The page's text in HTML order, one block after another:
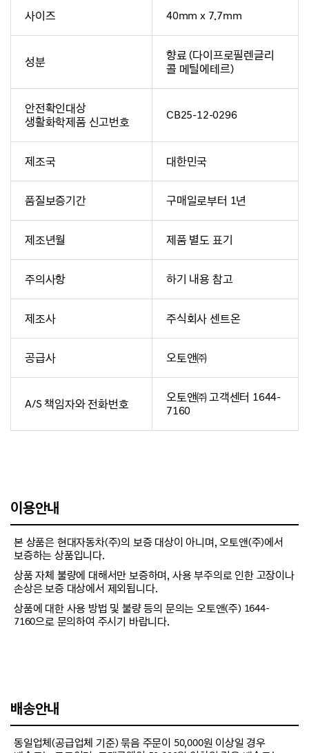
사이즈 40mm x 7.7mm
성분
향료 (다이프로필렌글리
콜 메틸에테르)
안전확인대상
생활화학제품 신고번호
CB25-12-0296
제조국 대한민국
품질보증기간 구매일로부터 1년
제조년월 제품 별도 표기
주의사항 하기 내용 참고
제조사 주식회사 센트온
공급사 오토앤㈜
A/S 책임자와 전화번호
오토앤㈜ 고객센터 1644-
7160
이용안내
본 상품은 현대자동차(주)의 보증 대상이 아니며, 오토앤(주)에서
보증하는 상품입니다.
상품 자체 불량에 대해서만 보증하며, 사용 부주의로 인한 고장이나
손상은 보증 대상에서 제외됩니다.
상품에 대한 사용 방법 및 불량 등의 문의는 오토앤(주) 1644-
7160으로 문의하여 주시기 바랍니다.
배송안내
동일업체(공급업체 기준) 묶음 주문이 50,000원 이상일 경우